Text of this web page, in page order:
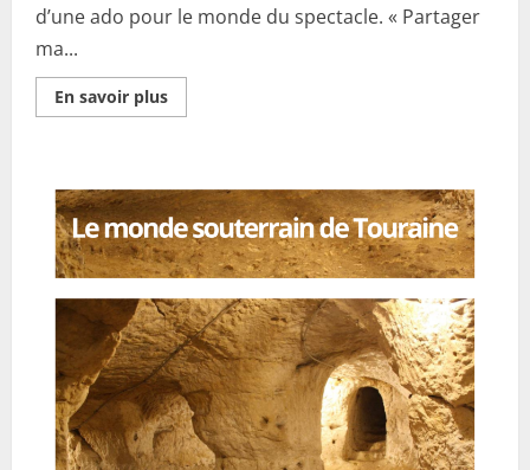
d’une ado pour le monde du spectacle. « Partager
ma...
En savoir plusEn
savoir
voix
(Remix)